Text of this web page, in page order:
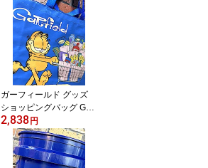
ン ポール・マッカートニ
ー ジョージ・ハリスン
リンゴ・スター アイロン
パッチ ファッション小物
カスタマイズ
ガーフィールド グッズ
ショッピングバッグ Garf
ield レジャー アメリカン
雑貨 トートバッグ ショ
ルダーバッグ ランドリー
バッグ アウトドア
2,838円